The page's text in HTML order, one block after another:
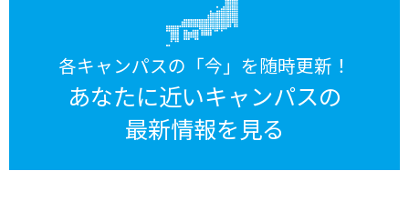
各キャンパスの「今」を随時更新！
あなたに近いキャンパスの
最新情報を見る